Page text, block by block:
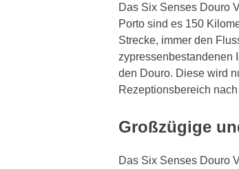
Das Six Senses Douro
Porto sind es 150
Strecke, immer den
zypressenbestandenen
den Douro. Diese wird
Rezeptionsbereich
Großzügige
Das Six Senses Douro